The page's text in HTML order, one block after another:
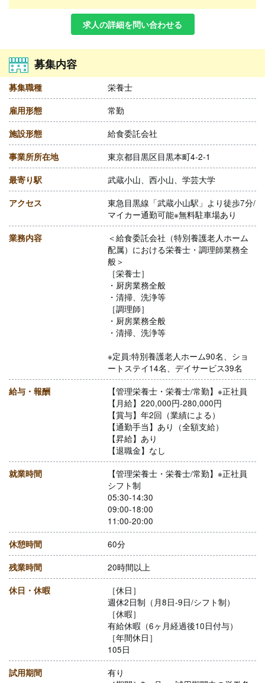
求人の詳細を問い合わせる
募集内容
募集職種 栄養士
雇用形態 常勤
施設形態 給食委託会社
事業所所在地 東京都目黒区目黒本町4-2-1
最寄り駅 武蔵小山、西小山、学芸大学
アクセス
東急目黒線「武蔵小山駅」より徒歩7分/
マイカー通勤可能※無料駐車場あり
業務内容
＜給食委託会社（特別養護老人ホーム
配属）における栄養士・調理師業務全
般＞
［栄養士］
・厨房業務全般
・清掃、洗浄等
［調理師］
・厨房業務全般
・清掃、洗浄等
※定員:特別養護老人ホーム90名、ショ
ートステイ14名、デイサービス39名
給与・報酬
【管理栄養士・栄養士/常勤】※正社員
【月給】220,000円-280,000円
【賞与】年2回（業績による）
【通勤手当】あり（全額支給）
【昇給】あり
【退職金】なし
就業時間
【管理栄養士・栄養士/常勤】※正社員
シフト制
05:30-14:30
09:00-18:00
11:00-20:00
休憩時間 60分
残業時間 20時間以上
休日・休暇
［休日］
週休2日制（月8日-9日/シフト制）
［休暇］
有給休暇（6ヶ月経過後10日付与）
［年間休日］
105日
試用期間
有り